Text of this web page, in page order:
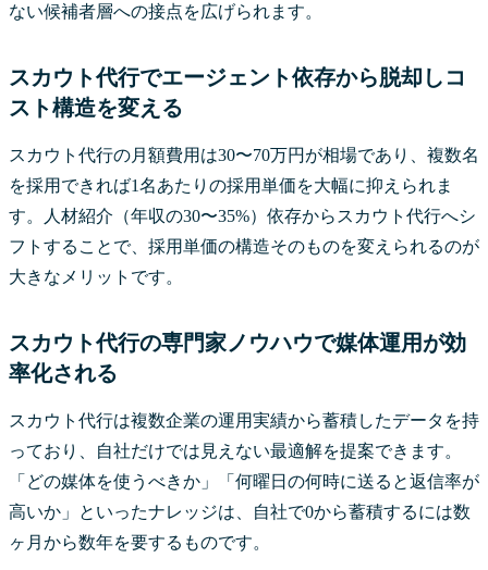
ない候補者層への接点を広げられます。
スカウト代行でエージェント依存から脱却しコ
スト構造を変える
スカウト代行の月額費用は30〜70万円が相場であり、複数名
を採用できれば1名あたりの採用単価を大幅に抑えられま
す。人材紹介（年収の30〜35%）依存からスカウト代行へシ
フトすることで、採用単価の構造そのものを変えられるのが
大きなメリットです。
スカウト代行の専門家ノウハウで媒体運用が効
率化される
スカウト代行は複数企業の運用実績から蓄積したデータを持
っており、自社だけでは見えない最適解を提案できます。
「どの媒体を使うべきか」「何曜日の何時に送ると返信率が
高いか」といったナレッジは、自社で0から蓄積するには数
ヶ月から数年を要するものです。